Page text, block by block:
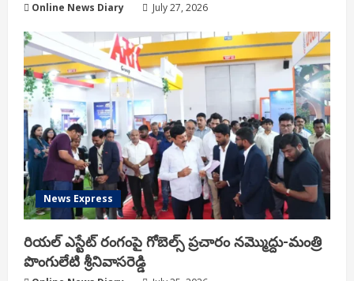
Online News Diary July 27, 2026
News Express
రియ‌ల్ ఎస్టేట్ రంగంపై గోబెల్స్ ప్ర‌చారం న‌మ్మొద్దు-మంత్రి
పొంగులేటి శ్రీ‌నివాస‌రెడ్డి